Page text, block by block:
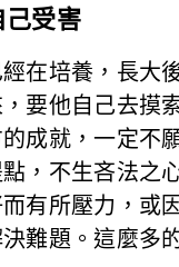
受害
在培養，長大
要他自己去摸
成就，一定不
，不生吝法之
有所壓力，或
難題。這麼多